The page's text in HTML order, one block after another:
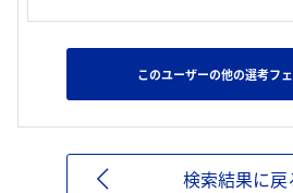
このユーザーの他の選考フ
検索結果に戻